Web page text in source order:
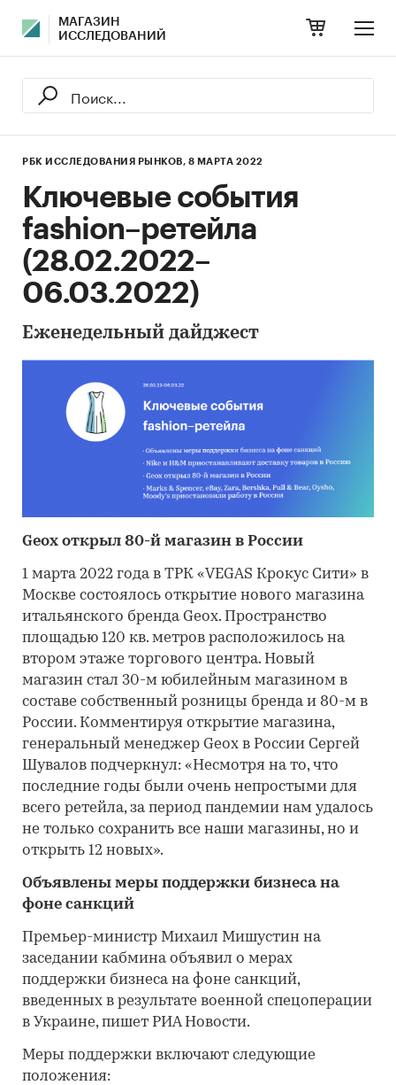
МАГАЗИН
ИССЛЕДОВАНИЙ
РБК ИССЛЕДОВАНИЯ РЫНКОВ, 8 МАРТА 2022
Ключевые события
fashion–ретейла
(28.02.2022–
06.03.2022)
Еженедельный дайджест
Geox открыл 80-й магазин в России
1 марта 2022 года в ТРК «VEGAS Крокус Сити» в
Москве состоялось открытие нового магазина
итальянского бренда Geox. Пространство
площадью 120 кв. метров расположилось на
втором этаже торгового центра. Новый
магазин стал 30-м юбилейным магазином в
составе собственный розницы бренда и 80-м в
России. Комментируя открытие магазина,
генеральный менеджер Geox в России Сергей
Шувалов подчеркнул: «Несмотря на то, что
последние годы были очень непростыми для
всего ретейла, за период пандемии нам удалось
не только сохранить все наши магазины, но и
открыть 12 новых».
Объявлены меры поддержки бизнеса на
фоне санкций
Премьер-министр Михаил Мишустин на
заседании кабмина объявил о мерах
поддержки бизнеса на фоне санкций,
введенных в результате военной спецоперации
в Украине, пишет РИА Новости.
Меры поддержки включают следующие
положения: